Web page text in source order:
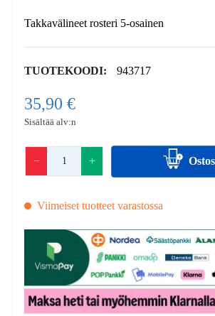
Takkavälineet rosteri 5-osainen
TUOTEKOODI: 943717
35,90 €
Sisältää alv:n
− +
Viimeiset tuotteet varastossa